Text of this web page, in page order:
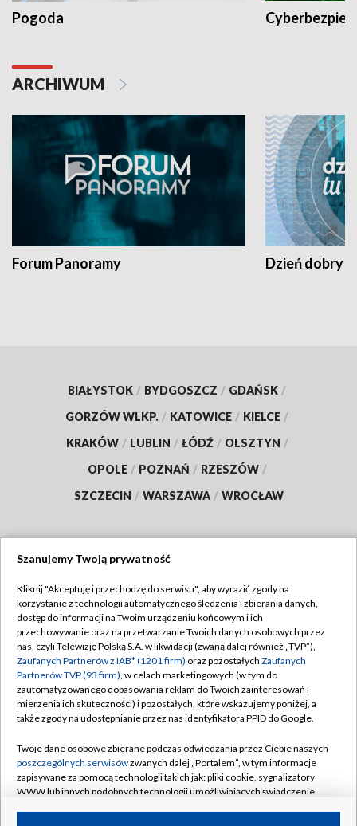
Pogoda
ARCHIWUM
Forum Panoramy Dzień dobry
BIAŁYSTOK / BYDGOSZCZ / GDAŃSK /
GORZÓW WLKP. / KATOWICE / KIELCE /
KRAKÓW / LUBLIN / ŁÓDŹ / OLSZTYN /
OPOLE / POZNAŃ / RZESZÓW /
SZCZECIN / WARSZAWA / WROCŁAW
TVP
Abonament TVP
Emisja w TVP
Centrum informacji TVP
Naziemna Telewizja Cyfrowa
Rada Programowa
System NOS
Informacje o nadawcy
Regulamin TVP
Polityka prywatności
Moje zgody
Pomoc
Kontakt
Kanały
Szanujemy Twoją prywatność
Kliknij "Akceptuję i przechodzę do serwisu", aby wyrazić zgody na
korzystanie z technologii automatycznego śledzenia i zbierania danych,
dostęp do informacji na Twoim urządzeniu końcowym i ich
przechowywanie oraz na przetwarzanie Twoich danych osobowych przez
nas, czyli Telewizję Polską S.A. w likwidacji (zwaną dalej również „TVP”),
Zaufanych Partnerów z IAB* (1201 firm) oraz pozostałych Zaufanych
Partnerów TVP (93 firm), w celach marketingowych (w tym do
zautomatyzowanego dopasowania reklam do Twoich zainteresowań i
mierzenia ich skuteczności) i pozostałych, które wskazujemy poniżej, a
także zgody na udostępnianie przez nas identyfikatora PPID do Google.
Twoje dane osobowe zbierane podczas odwiedzania przez Ciebie naszych
poszczególnych serwisówzwanych dalej „Portalem”, w tym informacje
zapisywane za pomocą technologii takich jak: pliki cookie, sygnalizatory
WWW lub innych podobnych technologii umożliwiających świadczenie